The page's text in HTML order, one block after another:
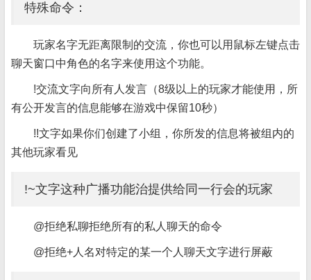
特殊命令：
玩家名字无距离限制的交流，你也可以用鼠标左键点击
聊天窗口中角色的名字来使用这个功能。
!交流文字向所有人发言（8级以上的玩家才能使用，所
有公开发言的信息能够在游戏中保留10秒）
!!文字如果你们创建了小组，你所发的信息将被组内的
其他玩家看见
!~文字这种广播功能治提供给同一行会的玩家
@拒绝私聊拒绝所有的私人聊天的命令
@拒绝+人名对特定的某一个人聊天文字进行屏蔽